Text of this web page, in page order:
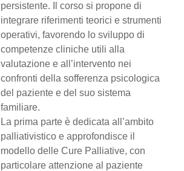
persistente. Il corso si propone di
integrare riferimenti teorici e strumenti
operativi, favorendo lo sviluppo di
competenze cliniche utili alla
valutazione e all’intervento nei
confronti della sofferenza psicologica
del paziente e del suo sistema
familiare.
La prima parte è dedicata all’ambito
palliativistico e approfondisce il
modello delle Cure Palliative, con
particolare attenzione al paziente